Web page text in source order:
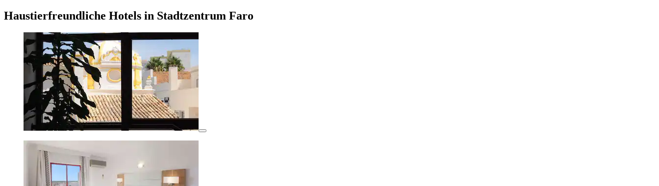
Haustierfreundliche Hotels in Stadtzentrum Faro